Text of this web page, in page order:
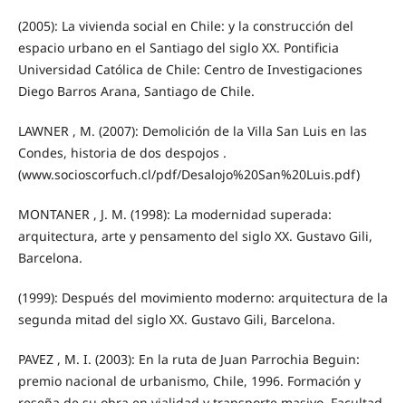
(2005): La vivienda social en Chile: y la construcción del
espacio urbano en el Santiago del siglo XX. Pontificia
Universidad Católica de Chile: Centro de Investigaciones
Diego Barros Arana, Santiago de Chile.
LAWNER , M. (2007): Demolición de la Villa San Luis en las
Condes, historia de dos despojos .
(www.socioscorfuch.cl/pdf/Desalojo%20San%20Luis.pdf)
MONTANER , J. M. (1998): La modernidad superada:
arquitectura, arte y pensamento del siglo XX. Gustavo Gili,
Barcelona.
(1999): Después del movimiento moderno: arquitectura de la
segunda mitad del siglo XX. Gustavo Gili, Barcelona.
PAVEZ , M. I. (2003): En la ruta de Juan Parrochia Beguin:
premio nacional de urbanismo, Chile, 1996. Formación y